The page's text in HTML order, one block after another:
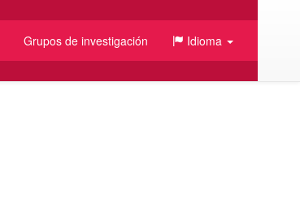
Grupos de investigación Idioma